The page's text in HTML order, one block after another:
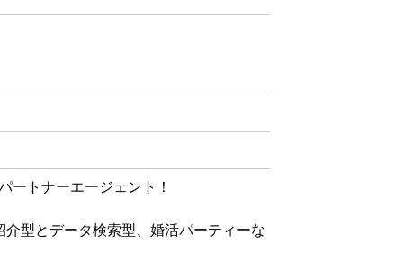
ートナーエージェント！
介型とデータ検索型、婚活パーティーな